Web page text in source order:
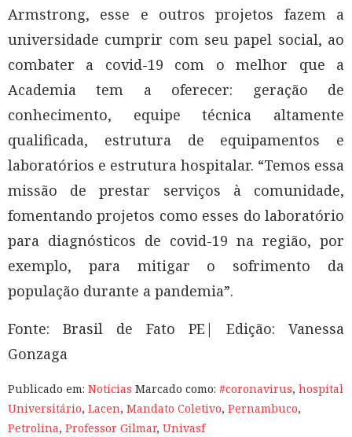
Armstrong, esse e outros projetos fazem a
universidade cumprir com seu papel social, ao
combater a covid-19 com o melhor que a
Academia tem a oferecer: geração de
conhecimento, equipe técnica altamente
qualificada, estrutura de equipamentos e
laboratórios e estrutura hospitalar. “Temos essa
missão de prestar serviços à comunidade,
fomentando projetos como esses do laboratório
para diagnósticos de covid-19 na região, por
exemplo, para mitigar o sofrimento da
população durante a pandemia”.
Fonte: Brasil de Fato PE| Edição: Vanessa
Gonzaga
Publicado em: Notícias Marcado como: #coronavirus, hospital
Universitário, Lacen, Mandato Coletivo, Pernambuco,
Petrolina, Professor Gilmar, Univasf